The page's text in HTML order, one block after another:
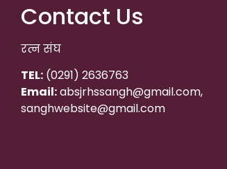
Contact Us
रत्न संघ
TEL: (0291) 2636763
Email:absjrhssangh@gmail.com,
sanghwebsite@gmail.com